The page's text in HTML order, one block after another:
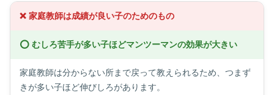
❌ 家庭教師は成績が良い子のためのもの
⭕ むしろ苦手が多い子ほどマンツーマンの効果が大きい
家庭教師は分からない所まで戻って教えられるため、つまず
きが多い子ほど伸びしろがあります。